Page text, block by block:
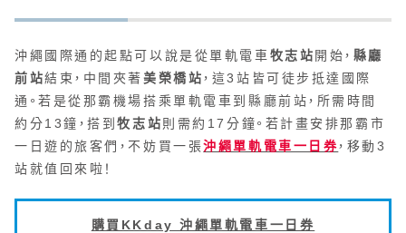
沖繩國際通的起點可以說是從單軌電車 牧志站 開始， 縣廳
前站結束，中間夾著美榮橋站，這3站皆可徒步抵達國際
通。若是從那霸機場搭乘單軌電車到縣廳前站，所需時間
約分13鐘，搭到牧志站則需約17分鐘。若計畫安排那霸市
一日遊的旅客們，不妨買一張沖繩單軌電車一日券，移動3
站就值回來啦！
購買KKday 沖繩單軌電車一日券